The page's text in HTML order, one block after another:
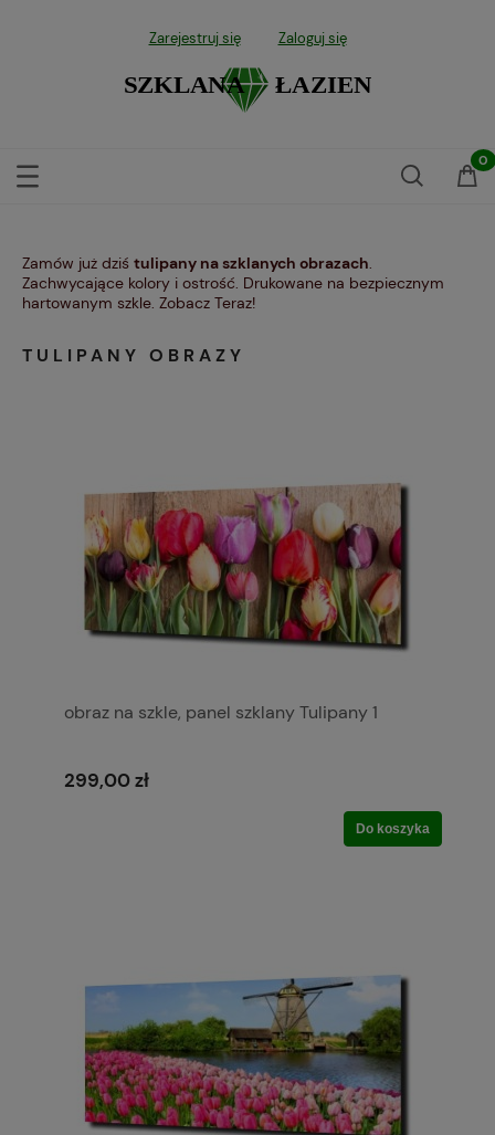
Zarejestruj się Zaloguj się
Zamów już dziś tulipany na szklanych obrazach
Zachwycające kolory i ostrość. Drukowane na bezpiecznym
hartowanym szkle. Zobacz Teraz!
TULIPANY OBRAZY
obraz na szkle, panel szklany Tulipany 1
299,00 zł
Do koszyka